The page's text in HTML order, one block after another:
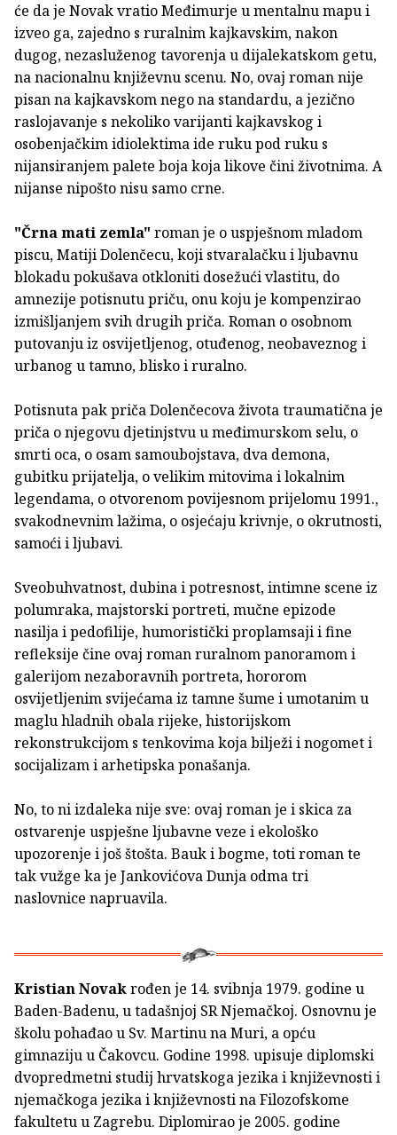
će da je Novak vratio Međimurje u mentalnu mapu i
izveo ga, zajedno s ruralnim kajkavskim, nakon
dugog, nezasluženog tavorenja u dijalekatskom getu,
na nacionalnu književnu scenu. No, ovaj roman nije
pisan na kajkavskom nego na standardu, a jezično
raslojavanje s nekoliko varijanti kajkavskog i
osobenjačkim idiolektima ide ruku pod ruku s
nijansiranjem palete boja koja likove čini životnima. A
nijanse nipošto nisu samo crne.
"Črna mati zemla" roman je o uspješnom mladom
piscu, Matiji Dolenčecu, koji stvaralačku i ljubavnu
blokadu pokušava otkloniti dosežući vlastitu, do
amnezije potisnutu priču, onu koju je kompenzirao
izmišljanjem svih drugih priča. Roman o osobnom
putovanju iz osvijetljenog, otuđenog, neobaveznog i
urbanog u tamno, blisko i ruralno.
Potisnuta pak priča Dolenčecova života traumatična je
priča o njegovu djetinjstvu u međimurskom selu, o
smrti oca, o osam samoubojstava, dva demona,
gubitku prijatelja, o velikim mitovima i lokalnim
legendama, o otvorenom povijesnom prijelomu 1991.,
svakodnevnim lažima, o osjećaju krivnje, o okrutnosti,
samoći i ljubavi.
Sveobuhvatnost, dubina i potresnost, intimne scene iz
polumraka, majstorski portreti, mučne epizode
nasilja i pedofilije, humoristički proplamsaji i fine
refleksije čine ovaj roman ruralnom panoramom i
galerijom nezaboravnih portreta, hororom
osvijetljenim svijećama iz tamne šume i umotanim u
maglu hladnih obala rijeke, historijskom
rekonstrukcijom s tenkovima koja bilježi i nogomet i
socijalizam i arhetipska ponašanja.
No, to ni izdaleka nije sve: ovaj roman je i skica za
ostvarenje uspješne ljubavne veze i ekološko
upozorenje i još štošta. Bauk i bogme, toti roman te
tak vužge ka je Jankovićova Dunja odma tri
naslovnice napruavila.
Kristian Novakrođen je 14. svibnja 1979. godine u
Baden-Badenu, u tadašnjoj SR Njemačkoj. Osnovnu je
školu pohađao u Sv. Martinu na Muri, a opću
gimnaziju u Čakovcu. Godine 1998. upisuje diplomski
dvopredmetni studij hrvatskoga jezika i književnosti i
njemačkoga jezika i književnosti na Filozofskome
fakultetu u Zagrebu. Diplomirao je 2005. godine